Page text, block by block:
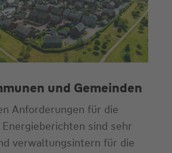
und Gemeinden
Anforderungen für die
sind sehr
verwaltungsintern für die